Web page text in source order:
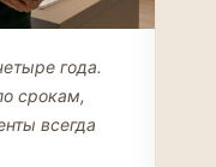
года.
срокам,
всегда